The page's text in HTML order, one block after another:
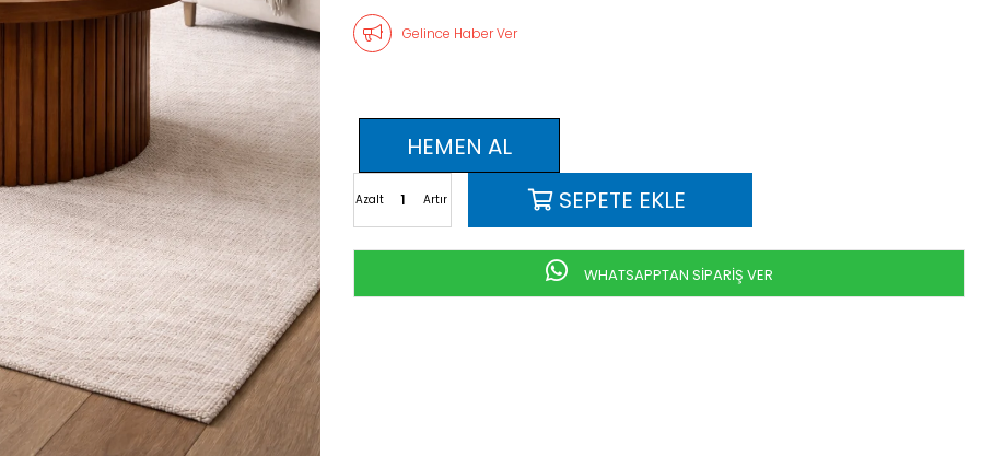
Gelince Haber Ver
Artır
Azalt
WHATSAPPTAN SİPARİŞ VER